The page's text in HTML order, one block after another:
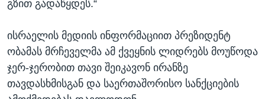
გზით გადაწყდეს.“
ისრაელის მედიის ინფორმაციით პრეზიდენტ
ობამას მრჩეველმა ამ ქვეყნის ლიდრებს მოუწოდა
ჯერ-ჯერობით თავი შეიკავონ ირანზე
თავდასხმისგან და საერთაშორისო სანქციების